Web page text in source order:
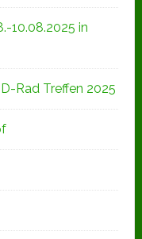
10.08.2025 in
Rad Treffen 2025